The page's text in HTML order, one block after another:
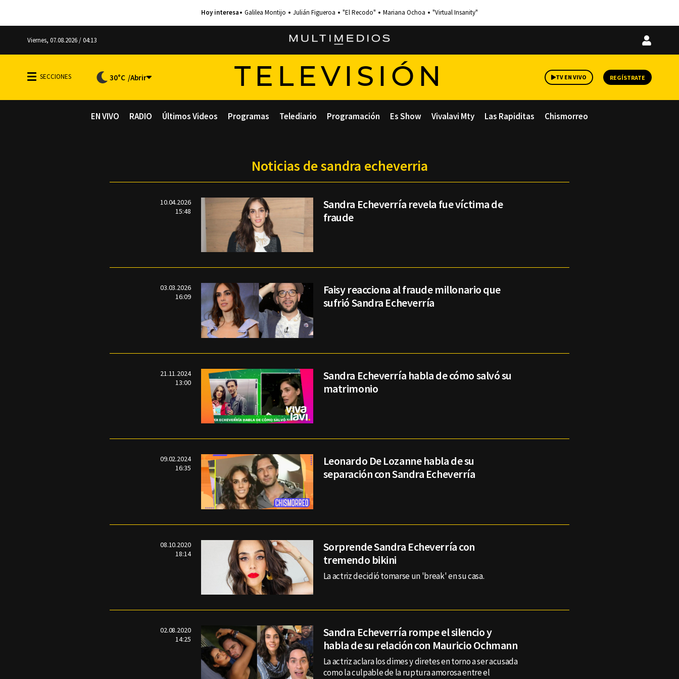
Galilea Montijo Julián Figueroa "El Recodo" Mariana Ochoa "Virtual Insanity"
Viernes, 07.08.2026 / 04:13
Iniciar
30°C TELEVISIÓN TV EN VIVO REGÍSTRATE
EN VIVO RADIO Últimos Videos Programas Telediario Programación Es Show Vivalavi Mty Las Rapiditas Chismorreo
Noticias de sandra echeverria
10.04.2026
15:48
Sandra Echeverría revela fue víctima de
fraude
03.03.2026
16:09
Faisy reacciona al fraude millonario que
sufrió Sandra Echeverría
21.11.2024
13:00
Sandra Echeverría habla de cómo salvó su
matrimonio
09.02.2024
16:35
Leonardo De Lozanne habla de su
separación con Sandra Echeverría
08.10.2020
18:14
Sorprende Sandra Echeverría con
tremendo bikini
La actriz decidió tomarse un 'break' en su casa.
02.08.2020
14:25
Sandra Echeverría rompe el silencio y
habla de su relación con Mauricio Ochmann
La actriz aclara los dimes y diretes en torno a ser acusada
como la culpable de la ruptura amorosa entre el